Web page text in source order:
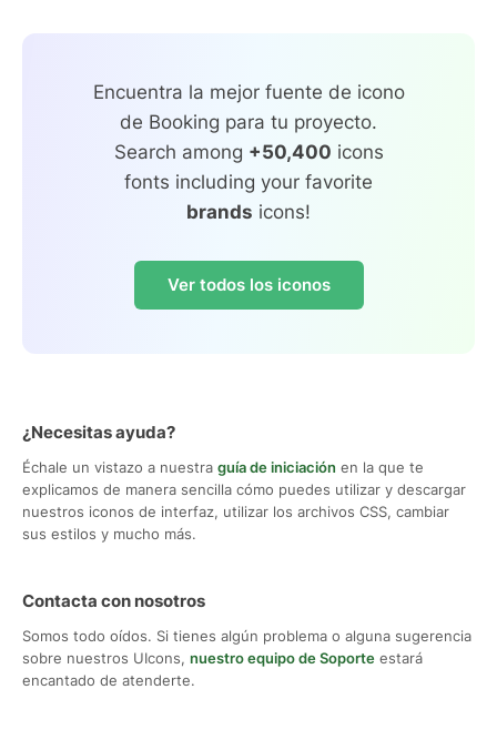
Encuentra la mejor fuente de icono
de Booking para tu proyecto.
Search among +50,400 icons
fonts including your favorite
brands icons!
Ver todos los iconos
¿Necesitas ayuda?
Échale un vistazo a nuestra guía de iniciación en la que te
explicamos de manera sencilla cómo puedes utilizar y descargar
nuestros iconos de interfaz, utilizar los archivos CSS, cambiar
sus estilos y mucho más.
Contacta con nosotros
Somos todo oídos. Si tienes algún problema o alguna sugerencia
sobre nuestros UIcons, nuestro equipo de Soporte estará
encantado de atenderte.